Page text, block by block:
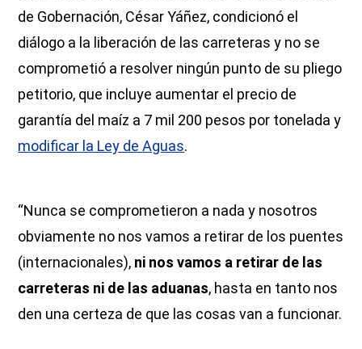
de Gobernación, César Yáñez, condicionó el
diálogo a la liberación de las carreteras y no se
comprometió a resolver ningún punto de su pliego
petitorio, que incluye aumentar el precio de
garantía del maíz a 7 mil 200 pesos por tonelada y
modificar la Ley de Aguas.
“Nunca se comprometieron a nada y nosotros
obviamente no nos vamos a retirar de los puentes
(internacionales), ni nos vamos a retirar de las
carreteras ni de las aduanas, hasta en tanto nos
den una certeza de que las cosas van a funcionar.